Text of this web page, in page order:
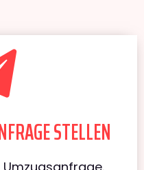
STELLEN